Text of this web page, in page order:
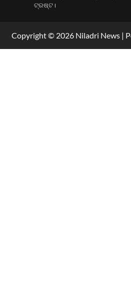
ଟ୍ରଷ୍ଟ।
Copyright © 2026 Niladri News |